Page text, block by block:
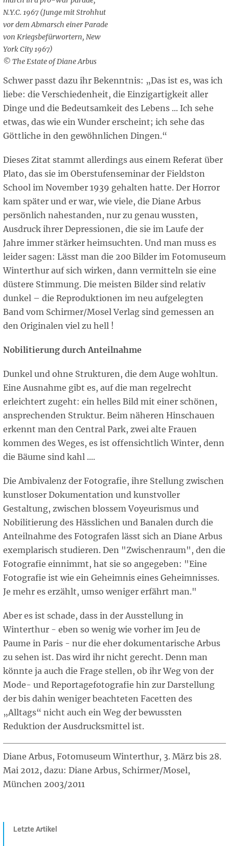
N.Y.C. 1967 (Junge mit Strohhut
vor dem Abmarsch einer Parade
von Kriegsbefürwortern, New
York City 1967)
© The Estate of Diane Arbus
Schwer passt dazu ihr Bekenntnis: „Das ist es, was ich
liebe: die Verschiedenheit, die Einzigartigkeit aller
Dinge und die Bedeutsamkeit des Lebens ... Ich sehe
etwas, das wie ein Wunder erscheint; ich sehe das
Göttliche in den gewöhnlichen Dingen.“
Dieses Zitat stammt allerdings aus einem Referat über
Plato, das sie im Oberstufenseminar der Fieldston
School im November 1939 gehalten hatte. Der Horror
kam später und er war, wie viele, die Diane Arbus
persönlich nahestanden, nur zu genau wussten,
Ausdruck ihrer Depressionen, die sie im Laufe der
Jahre immer stärker heimsuchten. Und man muss es
leider sagen: Lässt man die 200 Bilder im Fotomuseum
Winterthur auf sich wirken, dann vermitteln sie eine
düstere Stimmung. Die meisten Bilder sind relativ
dunkel – die Reproduktionen im neu aufgelegten
Band vom Schirmer/Mosel Verlag sind gemessen an
den Originalen viel zu hell !
Nobilitierung durch Anteilnahme
Dunkel und ohne Strukturen, die dem Auge wohltun.
Eine Ausnahme gibt es, auf die man regelrecht
erleichtert zugeht: ein helles Bild mit einer schönen,
ansprechenden Struktur. Beim näheren Hinschauen
erkennt man den Central Park, zwei alte Frauen
kommen des Weges, es ist offensichtlich Winter, denn
die Bäume sind kahl ....
Die Ambivalenz der Fotografie, ihre Stellung zwischen
kunstloser Dokumentation und kunstvoller
Gestaltung, zwischen blossem Voyeurismus und
Nobilitierung des Hässlichen und Banalen durch die
Anteilnahme des Fotografen lässt sich an Diane Arbus
exemplarisch studieren. Den "Zwischenraum", den die
Fotografie einnimmt, hat sie so angegeben: "Eine
Fotografie ist wie ein Geheimnis eines Geheimnisses.
Je mehr es erzählt, umso weniger erfährt man."
Aber es ist schade, dass in der Ausstellung in
Winterthur - eben so wenig wie vorher im Jeu de
Paume in Paris - nur die eher dokumentarische Arbus
zu sehen ist. Das wird ihr nicht gerecht. Denn man
könnte ja auch die Frage stellen, ob ihr Weg von der
Mode- und Reportagefotografie hin zur Darstellung
der bis dahin weniger beachteten Facetten des
„Alltags“ nicht auch ein Weg der bewussten
Reduktion der Ausdrucksmittel ist.
Diane Arbus, Fotomuseum Winterthur, 3. März bis 28.
Mai 2012, dazu: Diane Arbus, Schirmer/Mosel,
München 2003/2011
Letzte Artikel